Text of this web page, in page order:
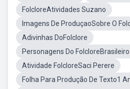
FolcloreAtividades Suzano
Imagens De ProduçaoSobre O
Adivinhas DoFolclore
Personagens Do
Atividade FolcloreSaci Perere
Folha Para Produção De Texto1